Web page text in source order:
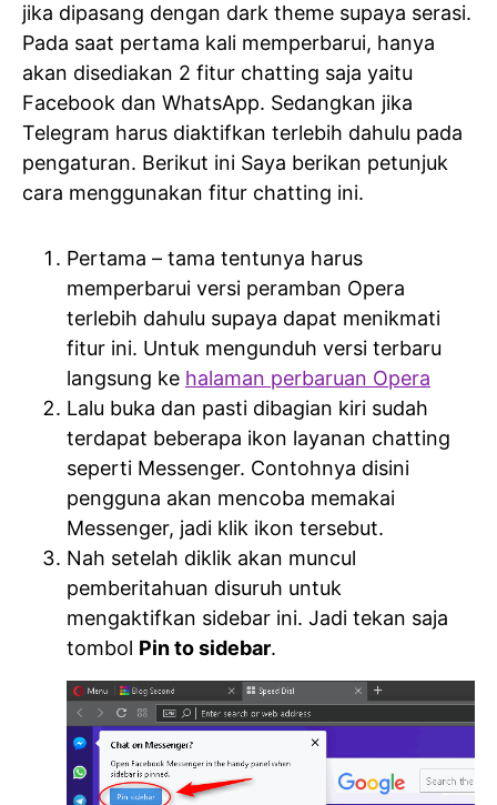
jika dipasang dengan dark theme supaya serasi.
Pada saat pertama kali memperbarui, hanya
akan disediakan 2 fitur chatting saja yaitu
Facebook dan WhatsApp. Sedangkan jika
Telegram harus diaktifkan terlebih dahulu pada
pengaturan. Berikut ini Saya berikan petunjuk
cara menggunakan fitur chatting ini.
Pertama – tama tentunya harus
memperbarui versi peramban Opera
terlebih dahulu supaya dapat menikmati
fitur ini. Untuk mengunduh versi terbaru
langsung ke halaman perbaruan Opera
Lalu buka dan pasti dibagian kiri sudah
terdapat beberapa ikon layanan chatting
seperti Messenger. Contohnya disini
pengguna akan mencoba memakai
Messenger, jadi klik ikon tersebut.
Nah setelah diklik akan muncul
pemberitahuan disuruh untuk
mengaktifkan sidebar ini. Jadi tekan saja
tombol Pin to sidebar.